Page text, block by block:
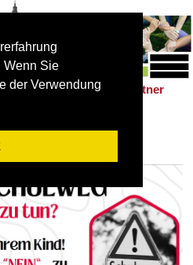
Wenn Sie
der Verwendung
| Berufsorientierung Partner